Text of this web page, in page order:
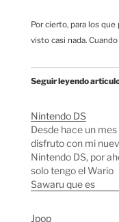
Por cierto, para los
visto casi nada.
Seguir leyendo
Nintendo DS
Desde hace un mes
disfruto con mi
Nintendo DS, por
solo tengo el Wario
Sawaru que es
Jpop